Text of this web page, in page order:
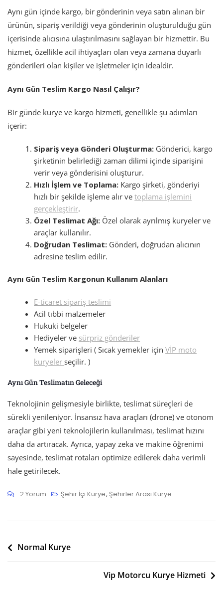
Aynı gün içinde kargo, bir gönderinin veya satın alınan bir
ürünün, sipariş verildiği veya gönderinin oluşturulduğu gün
içerisinde alıcısına ulaştırılmasını sağlayan bir hizmettir. Bu
hizmet, özellikle acil ihtiyaçları olan veya zamana duyarlı
gönderileri olan kişiler ve işletmeler için idealdir.
Aynı Gün Teslim Kargo Nasıl Çalışır?
Bir günde kurye ve kargo hizmeti, genellikle şu adımları
içerir:
Sipariş veya Gönderi Oluşturma: Gönderici, kargo
şirketinin belirlediği zaman dilimi içinde siparişini
verir veya gönderisini oluşturur.
Hızlı İşlem ve Toplama: Kargo şirketi, gönderiyi
hızlı bir şekilde işleme alır vetoplama işlemini
gerçekleştirir.
Özel Teslimat Ağı: Özel olarak ayrılmış kuryeler ve
araçlar kullanılır.
Doğrudan Teslimat: Gönderi, doğrudan alıcının
adresine teslim edilir.
Aynı Gün Teslim Kargonun Kullanım Alanları
E-ticaret sipariş teslimi
Acil tıbbi malzemeler
Hukuki belgeler
Hediyeler ve sürpriz gönderiler
Yemek siparişleri ( Sıcak yemekler içinVİP moto
kuryelerseçilir. )
Aynı Gün Teslimatın Geleceği
Teknolojinin gelişmesiyle birlikte, teslimat süreçleri de
sürekli yenileniyor. İnsansız hava araçları (drone) ve otonom
araçlar gibi yeni teknolojilerin kullanılması, teslimat hızını
daha da artıracak. Ayrıca, yapay zeka ve makine öğrenimi
sayesinde, teslimat rotaları optimize edilerek daha verimli
hale getirilecek.
Aynı
Teslimat
2 Yorum Şehir İçi Kurye, Şehirler Arası Kurye
YazıNormal Kurye
Vip Motorcu Kurye Hizmeti